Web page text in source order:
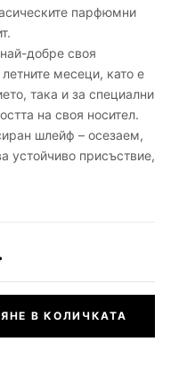
парфюмни
добре своя
месеци, като е
така и за специални
на своя носител.
шлейф – осезаем,
устойчиво присъствие,
В КОЛИЧКАТА